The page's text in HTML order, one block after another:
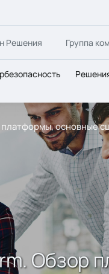
Решения Группа
основные
Обзор